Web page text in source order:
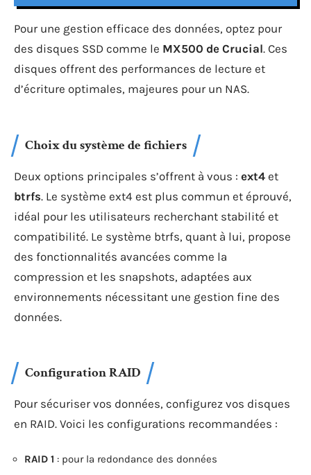
Pour une gestion efficace des données, optez pour
des disques SSD comme le MX500 de Crucial. Ces
disques offrent des performances de lecture et
d’écriture optimales, majeures pour un NAS.
Choix du système de fichiers
Deux options principales s’offrent à vous : ext4 et
btrfs. Le système ext4 est plus commun et éprouvé,
idéal pour les utilisateurs recherchant stabilité et
compatibilité. Le système btrfs, quant à lui, propose
des fonctionnalités avancées comme la
compression et les snapshots, adaptées aux
environnements nécessitant une gestion fine des
données.
Configuration RAID
Pour sécuriser vos données, configurez vos disques
en RAID. Voici les configurations recommandées :
RAID 1 : pour la redondance des données